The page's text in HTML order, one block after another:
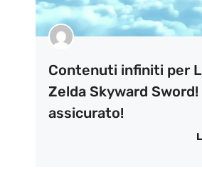
Contenuti infiniti per
Zelda Skyward
assicurato!